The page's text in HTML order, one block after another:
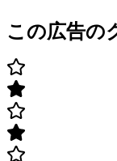
この広告の